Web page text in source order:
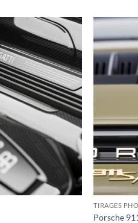
TIRAGES
Porsche